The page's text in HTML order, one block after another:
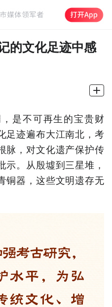
的文化足迹中感
是不可再生的宝贵财
足迹遍布大江南北，考
脉，对文化遗产保护传
。从殷墟到三星堆，
铜器，这些文明遗存无